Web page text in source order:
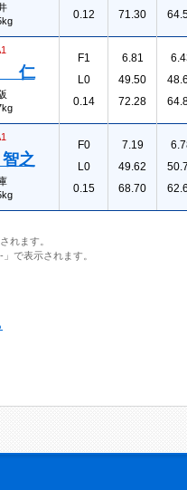
0.12
71.30
仁
F1
L0
0.14
6.81
49.50
72.28
之
F0
L0
0.15
7.19
49.62
68.70
れます。
で表示されます。